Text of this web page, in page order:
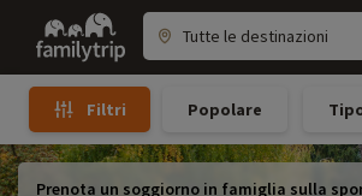
Family
trip
Filtri Popolare
Prenota un soggiorno in famiglia sulla